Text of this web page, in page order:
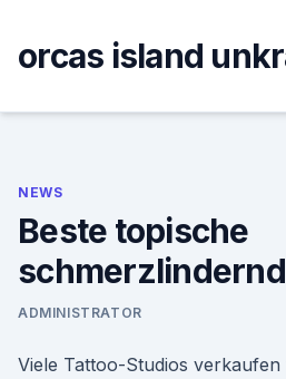
content
orcas island
NEWS
Beste topische
ADMINISTRATOR
Viele Tattoo-Studios verkaufen